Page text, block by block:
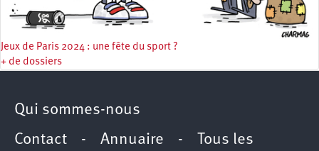
Jeux de Paris 2024 : une fête du sport ?
+ de dossiers
Qui sommes-nous
Contact - Annuaire -
Tous les